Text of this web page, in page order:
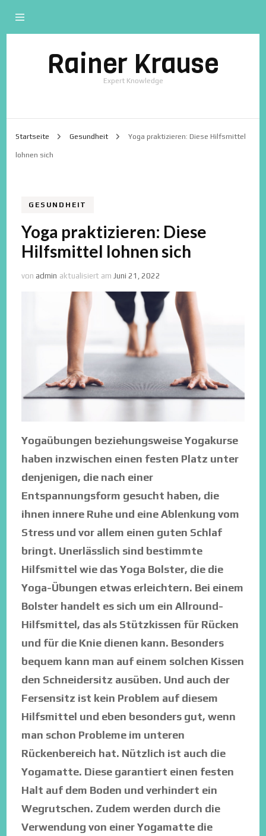
Rainer Krause
Expert Knowledge
Startseite Gesundheit Yoga praktizieren: Diese Hilfsmittel
lohnen sich
GESUNDHEIT
Yoga praktizieren: Diese
Hilfsmittel lohnen sich
von admin aktualisiert am Juni 21, 2022
Yogaübungen beziehungsweise Yogakurse
haben inzwischen einen festen Platz unter
denjenigen, die nach einer
Entspannungsform gesucht haben, die
ihnen innere Ruhe und eine Ablenkung vom
Stress und vor allem einen guten Schlaf
bringt. Unerlässlich sind bestimmte
Hilfsmittel wie das Yoga Bolster, die die
Yoga-Übungen etwas erleichtern. Bei einem
Bolster handelt es sich um ein Allround-
Hilfsmittel, das als Stützkissen für Rücken
und für die Knie dienen kann. Besonders
bequem kann man auf einem solchen Kissen
den Schneidersitz ausüben. Und auch der
Fersensitz ist kein Problem auf diesem
Hilfsmittel und eben besonders gut, wenn
man schon Probleme im unteren
Rückenbereich hat. Nützlich ist auch die
Yogamatte. Diese garantiert einen festen
Halt auf dem Boden und verhindert ein
Wegrutschen. Zudem werden durch die
Verwendung von einer Yogamatte die